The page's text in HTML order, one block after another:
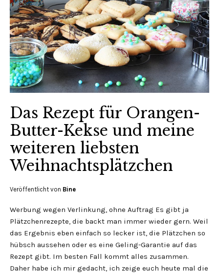
Das Rezept für Orangen-
Butter-Kekse und meine
weiteren liebsten
Weihnachtsplätzchen
Veröffentlicht von Bine
Werbung wegen Verlinkung, ohne Auftrag Es gibt ja
Plätzchenrezepte, die backt man immer wieder gern. Weil
das Ergebnis eben einfach so lecker ist, die Plätzchen so
hübsch aussehen oder es eine Geling-Garantie auf das
Rezept gibt. Im besten Fall kommt alles zusammen.
Daher habe ich mir gedacht, ich zeige euch heute mal die